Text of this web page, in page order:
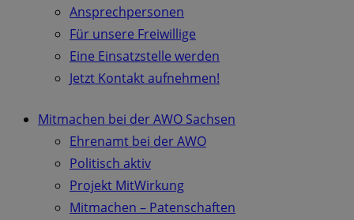
Ansprechpersonen
Für unsere Freiwillige
Eine Einsatzstelle werden
Jetzt Kontakt aufnehmen!
Mitmachen bei der AWO Sachsen
Ehrenamt bei der AWO
Politisch aktiv
Projekt MitWirkung
Mitmachen – Patenschaften